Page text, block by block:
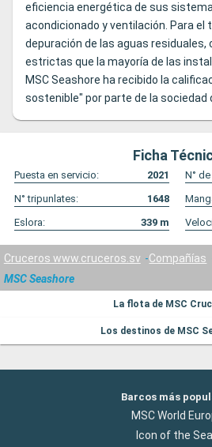
eficiencia energética de sus
acondicionado y ventilación. Para el
depuración de las aguas residuales,
estrictas que la mayoría de las
MSC Seashore ha recibido la
sostenible" por parte de la sociedad
Ficha
Puesta en servicio: 2021 N°
N° tripunlates:
1648
Eslora:
339 m
Cruceros www.cruceros.sv Compañías
MSC Seashore
La flota de MSC
Los destinos de MSC
Barcos más
MSC World
Icon of the